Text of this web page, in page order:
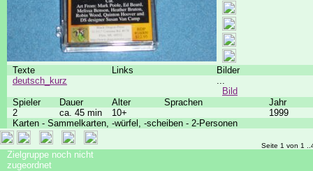
Texte Links
Bilder
deutsch_kurz
...
Bild
Spieler
Dauer Alter Sprachen
Jahr
2
ca. 45 min 10+
1999
Karten - Sammelkarten, -würfel, -scheiben - 2-Personen
Seite 1 von 1
Zielgruppe noch nicht
zugeordnet